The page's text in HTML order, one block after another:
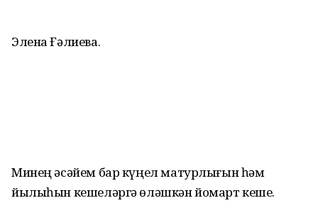
Элена Ғәлиева.
Минең әсәйем бар күңел матурлығын һәм
йылыһын кешеләргә өләшкән йомарт кеше.